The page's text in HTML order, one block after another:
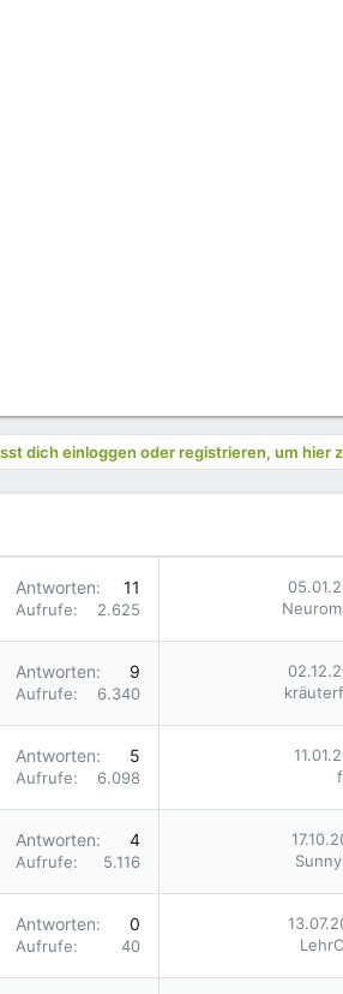
dich einloggen oder registrieren, um hier
Antworten 11
Aufrufe 2.625
Antworten 9
Aufrufe 6.340
Antworten 5
Aufrufe 6.098
Antworten 4
Aufrufe 5.116
Antworten 0
Aufrufe 40